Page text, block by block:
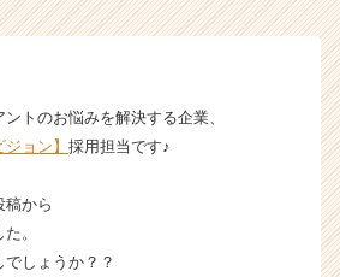
n
ントのお悩みを解決する企業、
ョン】 採用担当です♪
稿から
。
しょうか？？